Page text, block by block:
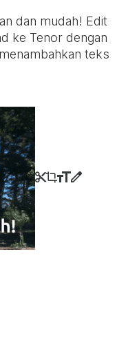
dan mudah! Edit
ke Tenor dengan
teks